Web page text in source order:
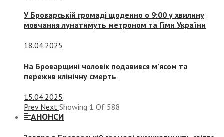
У Броварській громаді щоденно о 9:00 у хвилину
мовчання лунатимуть метроном та Гімн України
18.04.2025
На Броварщині чоловік подавився м’ясом та
пережив клінічну смерть
15.04.2025
Prev Next Showing 1 Of 588
АНОНСИ